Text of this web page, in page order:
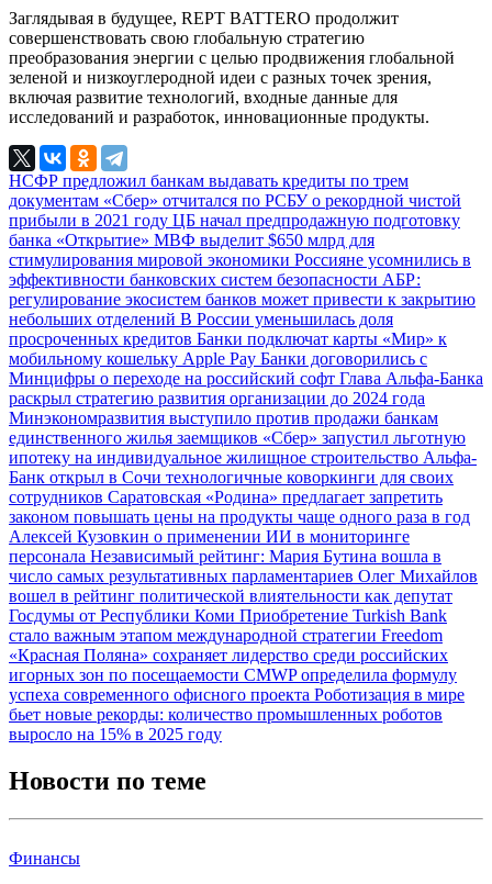
Заглядывая в будущее, REPT BATTERO продолжит
совершенствовать свою глобальную стратегию
преобразования энергии с целью продвижения глобальной
зеленой и низкоуглеродной идеи с разных точек зрения,
включая развитие технологий, входные данные для
исследований и разработок, инновационные продукты.
НСФР предложил банкам выдавать кредиты по трем
документам «Сбер» отчитался по РСБУ о рекордной чистой
прибыли в 2021 году ЦБ начал предпродажную подготовку
банка «Открытие» МВФ выделит $650 млрд для
стимулирования мировой экономики Россияне усомнились в
эффективности банковских систем безопасности АБР:
регулирование экосистем банков может привести к закрытию
небольших отделений В России уменьшилась доля
просроченных кредитов Банки подключат карты «Мир» к
мобильному кошельку Apple Pay Банки договорились с
Минцифры о переходе на российский софт Глава Альфа-Банка
раскрыл стратегию развития организации до 2024 года
Минэкономразвития выступило против продажи банкам
единственного жилья заемщиков «Сбер» запустил льготную
ипотеку на индивидуальное жилищное строительство Альфа-
Банк открыл в Сочи технологичные коворкинги для своих
сотрудников Саратовская «Родина» предлагает запретить
законом повышать цены на продукты чаще одного раза в год
Алексей Кузовкин о применении ИИ в мониторинге
персонала Независимый рейтинг: Мария Бутина вошла в
число самых результативных парламентариев Олег Михайлов
вошел в рейтинг политической влиятельности как депутат
Госдумы от Республики Коми Приобретение Turkish Bank
стало важным этапом международной стратегии Freedom
«Красная Поляна» сохраняет лидерство среди российских
игорных зон по посещаемости CMWP определила формулу
успеха современного офисного проекта Роботизация в мире
бьет новые рекорды: количество промышленных роботов
выросло на 15% в 2025 году
Новости по теме
Финансы